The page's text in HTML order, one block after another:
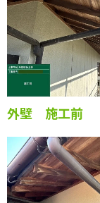
外壁 施工前